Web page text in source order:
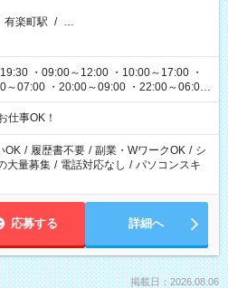
有楽町駅 / …
・09:00～12:00 ・10:00～17:00 ・
～07:00 ・20:00～09:00 ・22:00～06:00
仕事OK！
OK / 履歴書不要 / 副業・WワークOK / シ
大量募集 / 電話対応なし / パソコンスキ
応募する 詳細へ
掲載日：2026.08.06